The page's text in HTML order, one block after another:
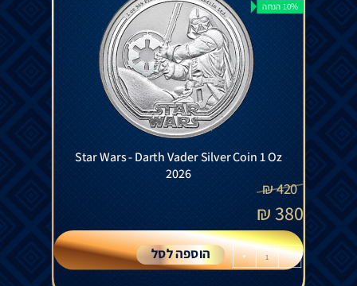
10% הנחה
Star Wars - Darth Vader Silver Coin 1 Oz
2026
420
₪
380
₪
-
+ הוספה לסל